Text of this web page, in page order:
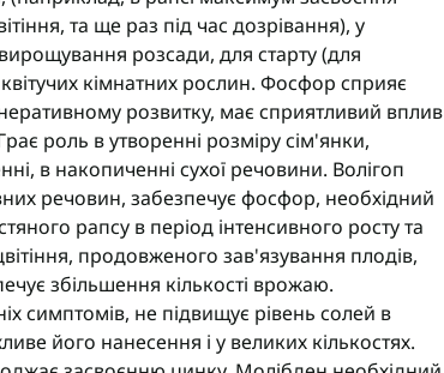
та ще раз під час дозрівання), у
розсади, для старту (для
кімнатних рослин. Фосфор сприяє
розвитку, має сприятливий вплив
роль в утворенні розміру сім'янки,
в накопиченні сухої речовини. Волігоп
речовин, забезпечує фосфор, необхідний
рапсу в період інтенсивного росту та
продовженого зав'язування плодів,
збільшення кількості врожаю.
симптомів, не підвищує рівень солей в
його нанесення і у великих кількостях.